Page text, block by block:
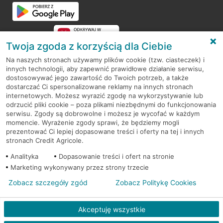
RODO
Regulamin serwisu
Mapa serwisu
PolitykaCookies
© 2026 Credit Agricole Bank Polska S.A. Wszelkie prawa zastrzeżone
Twoja zgoda z korzyścią dla Ciebie
Na naszych stronach używamy plików cookie (tzw. ciasteczek) i
innych technologii, aby zapewnić prawidłowe działanie serwisu,
dostosowywać jego zawartość do Twoich potrzeb, a także
dostarczać Ci spersonalizowane reklamy na innych stronach
internetowych. Możesz wyrazić zgodę na wykorzystywanie lub
odrzucić pliki cookie – poza plikami niezbędnymi do funkcjonowania
serwisu. Zgody są dobrowolne i możesz je wycofać w każdym
momencie. Wyrażenie zgody sprawi, że będziemy mogli
prezentować Ci lepiej dopasowane treści i oferty na tej i innych
stronach Credit Agricole.
Analityka
Dopasowanie treści i ofert na stronie
Marketing wykonywany przez strony trzecie
Akceptuję wszystkie
Zobacz szczegóły zgód Zobacz Politykę Cookies